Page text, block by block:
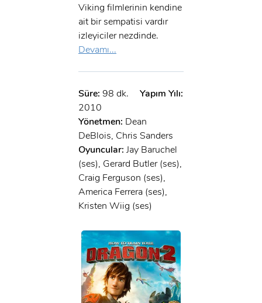
Viking filmlerinin kendine
ait bir sempatisi vardır
izleyiciler nezdinde.
Devamı...
Süre: 98 dk.
Yapım Yılı:
2010
Yönetmen: Dean
DeBlois, Chris Sanders
Oyuncular: Jay Baruchel
(ses), Gerard Butler (ses),
Craig Ferguson (ses),
America Ferrera (ses),
Kristen Wiig (ses)